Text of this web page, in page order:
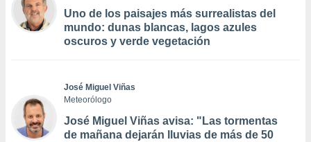
Uno de los paisajes más surrealistas del
mundo: dunas blancas, lagos azules
oscuros y verde vegetación
José Miguel Viñas
Meteorólogo
José Miguel Viñas avisa: "Las tormentas
de mañana dejarán lluvias de más de 50